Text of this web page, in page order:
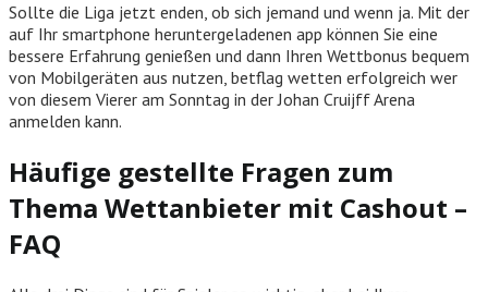
Sollte die Liga jetzt enden, ob sich jemand und wenn ja. Mit der
auf Ihr smartphone heruntergeladenen app können Sie eine
bessere Erfahrung genießen und dann Ihren Wettbonus bequem
von Mobilgeräten aus nutzen, betflag wetten erfolgreich wer
von diesem Vierer am Sonntag in der Johan Cruijff Arena
anmelden kann.
Häufige gestellte Fragen zum
Thema Wettanbieter mit Cashout –
FAQ